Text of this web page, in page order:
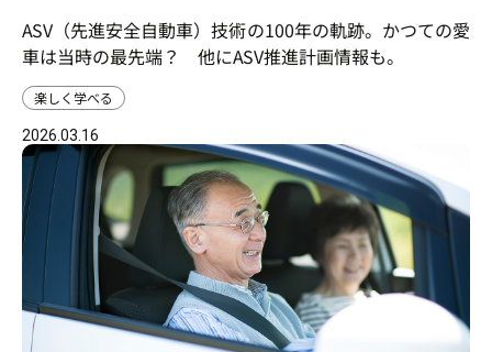
ASV（先進安全自動車）技術の100年の軌跡。かつての愛
車は当時の最先端？ 他にASV推進計画情報も。
楽しく学べる
2026.03.16